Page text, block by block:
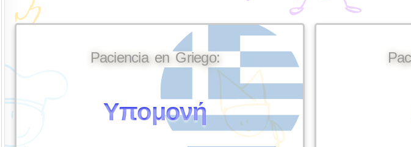
Paciencia en Griego:
Υπομονή